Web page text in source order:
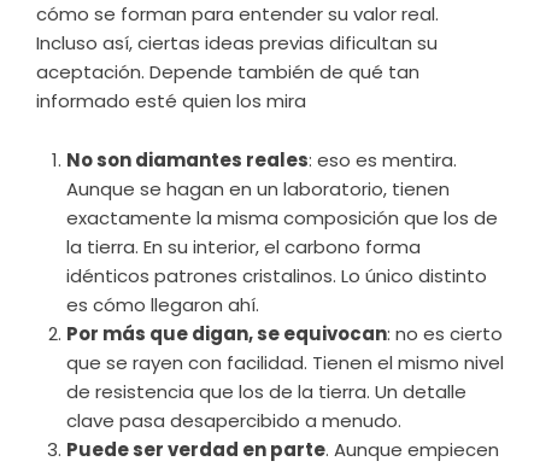
cómo se forman para entender su valor real.
Incluso así, ciertas ideas previas dificultan su
aceptación. Depende también de qué tan
informado esté quien los mira
No son diamantes reales: eso es mentira.
Aunque se hagan en un laboratorio, tienen
exactamente la misma composición que los de
la tierra. En su interior, el carbono forma
idénticos patrones cristalinos. Lo único distinto
es cómo llegaron ahí.
Por más que digan, se equivocan: no es cierto
que se rayen con facilidad. Tienen el mismo nivel
de resistencia que los de la tierra. Un detalle
clave pasa desapercibido a menudo.
Puede ser verdad en parte. Aunque empiecen